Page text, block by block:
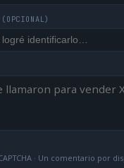
(OPCIONAL)
· Un comentario por